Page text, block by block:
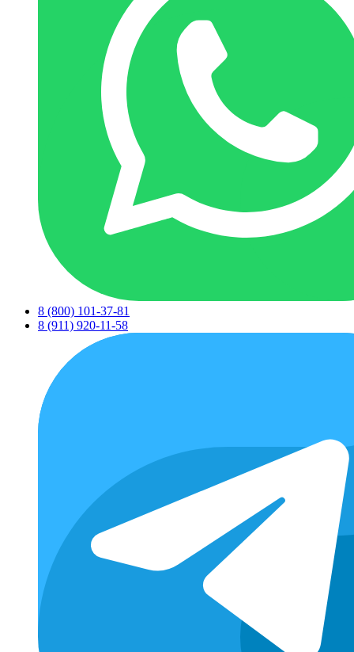
8 (800) 101-37-81
8 (911) 920-11-58